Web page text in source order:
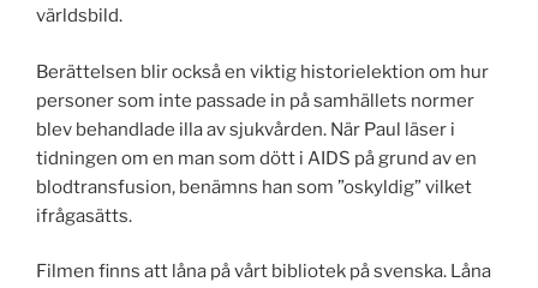
världsbild.
Berättelsen blir också en viktig historielektion om hur
personer som inte passade in på samhällets normer
blev behandlade illa av sjukvården. När Paul läser i
tidningen om en man som dött i AIDS på grund av en
blodtransfusion, benämns han som ”oskyldig” vilket
ifrågasätts.
Filmen finns att låna på vårt bibliotek på svenska. Låna